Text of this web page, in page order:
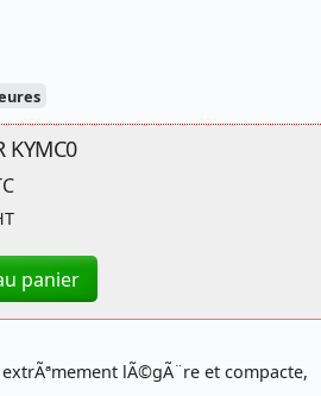
KYMC0
panier
lÃ©gÃ¨re et compacte,